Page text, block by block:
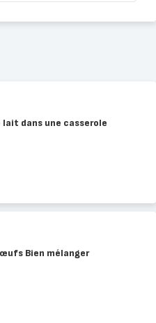
dans une casserole
Bien mélanger